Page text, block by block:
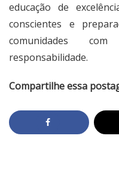
educação de
conscientes e
comunidades
responsabilidade.
Compartilhe essa